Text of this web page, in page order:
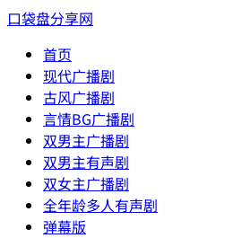
口袋盘分享网
首页
现代广播剧
古风广播剧
言情BG广播剧
双男主广播剧
双男主有声剧
双女主广播剧
全年龄多人有声剧
弹幕版